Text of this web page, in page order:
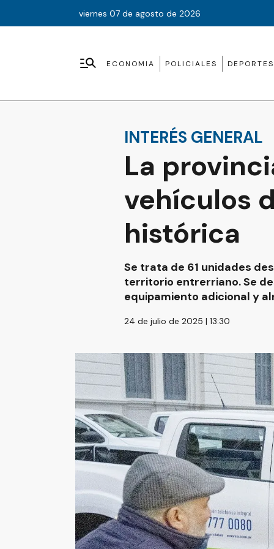
viernes 07 de agosto de 2026
ECONOMIA POLICIALES DEPORTES
INTERÉS GENERAL
La
vehículos
histórica
Se trata de 61 unidades
territorio entrerriano. Se
equipamiento adicional y
24 de julio de 2025 | 13:30